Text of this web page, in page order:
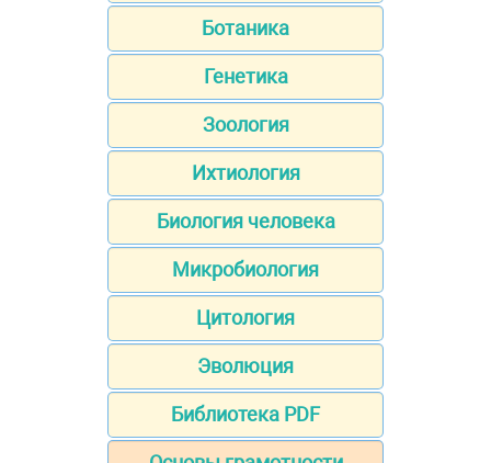
Ботаника
Генетика
Зоология
Ихтиология
Биология человека
Микробиология
Цитология
Эволюция
Библиотека PDF